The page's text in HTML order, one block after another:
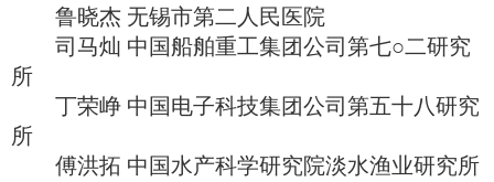
鲁晓杰 无锡市第二人民医院
司马灿 中国船舶重工集团公司第七○二研究
所
丁荣峥 中国电子科技集团公司第五十八研究
所
傅洪拓 中国水产科学研究院淡水渔业研究所